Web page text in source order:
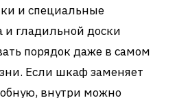
и специальные
гладильной доски
порядок даже в самом
Если шкаф заменяет
внутри можно